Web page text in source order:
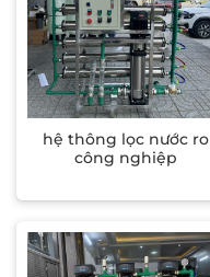
hệ thông lọc nước ro
công nghiệp